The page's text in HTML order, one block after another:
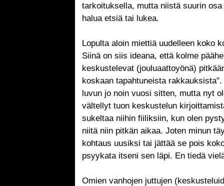
tarkoituksella, mutta niistä suurin
halua etsiä tai lukea.
Lopulta aloin miettiä uudelleen koko
Siinä on siis ideana, että kolme
keskustelevat (jouluaattoyönä)
koskaan tapahtuneista
luvun jo noin vuosi sitten, mutta nyt
vältellyt tuon keskustelun
sukeltaa niihin fiiliksiin, kun olen
niitä niin pitkän aikaa. Joten minun
kohtaus uusiksi tai jättää se pois
psyykata itseni sen läpi. En tiedä
Omien vanhojen juttujen